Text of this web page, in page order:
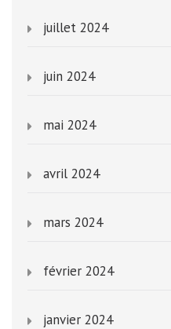
juillet 2024
juin 2024
mai 2024
avril 2024
mars 2024
février 2024
janvier 2024